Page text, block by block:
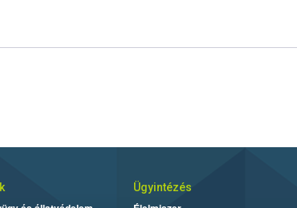
Ügyintézés